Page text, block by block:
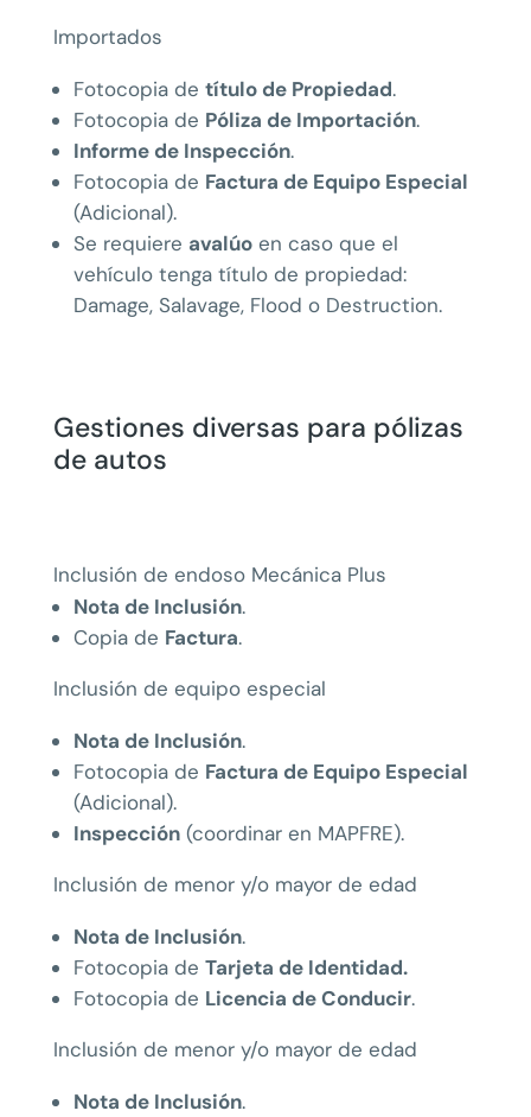
Importados
Fotocopia de título de Propiedad.
Fotocopia de Póliza de Importación.
Informe de Inspección.
Fotocopia de Factura de Equipo Especial
(Adicional).
Se requiere avalúoen caso que el
vehículo tenga título de propiedad:
Damage, Salavage, Flood o Destruction.
Gestiones diversas para pólizas
de autos
Inclusión de endoso Mecánica Plus
Nota de Inclusión.
Copia de Factura.
Inclusión de equipo especial
Nota de Inclusión.
Fotocopia de Factura de Equipo Especial
(Adicional).
Inspección(coordinar en MAPFRE).
Inclusión de menor y/o mayor de edad
Nota de Inclusión.
Fotocopia de Tarjeta de Identidad.
Fotocopia de Licencia de Conducir.
Inclusión de menor y/o mayor de edad
Nota de Inclusión.